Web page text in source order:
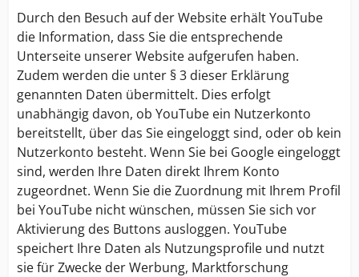
Durch den Besuch auf der Website erhält YouTube
die Information, dass Sie die entsprechende
Unterseite unserer Website aufgerufen haben.
Zudem werden die unter § 3 dieser Erklärung
genannten Daten übermittelt. Dies erfolgt
unabhängig davon, ob YouTube ein Nutzerkonto
bereitstellt, über das Sie eingeloggt sind, oder ob kein
Nutzerkonto besteht. Wenn Sie bei Google eingeloggt
sind, werden Ihre Daten direkt Ihrem Konto
zugeordnet. Wenn Sie die Zuordnung mit Ihrem Profil
bei YouTube nicht wünschen, müssen Sie sich vor
Aktivierung des Buttons ausloggen. YouTube
speichert Ihre Daten als Nutzungsprofile und nutzt
sie für Zwecke der Werbung, Marktforschung